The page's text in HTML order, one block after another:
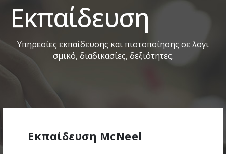
Εκπαίδευση
Υπηρεσίες εκπαίδευσης καιπιστοποίησης σε λογι
σμικό, διαδικασίες, δεξιότητες.
Εκπαίδευση McNeel